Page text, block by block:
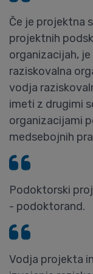
Če je projektna
projektnih
organizacijah,
raziskovalna
vodja
imeti z drugimi
organizacijami
medsebojnih
Podoktorski
- podoktorand.
Vodja projekta